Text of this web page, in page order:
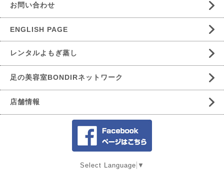
お問い合わせ
ENGLISH PAGE
レンタルよもぎ蒸し
足の美容室BONDIRネットワーク
店舗情報
Select Language ▼